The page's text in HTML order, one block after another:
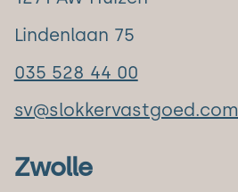
Lindenlaan 75
035 528 44 00
sv@slokkervastgoed.com
Zwolle